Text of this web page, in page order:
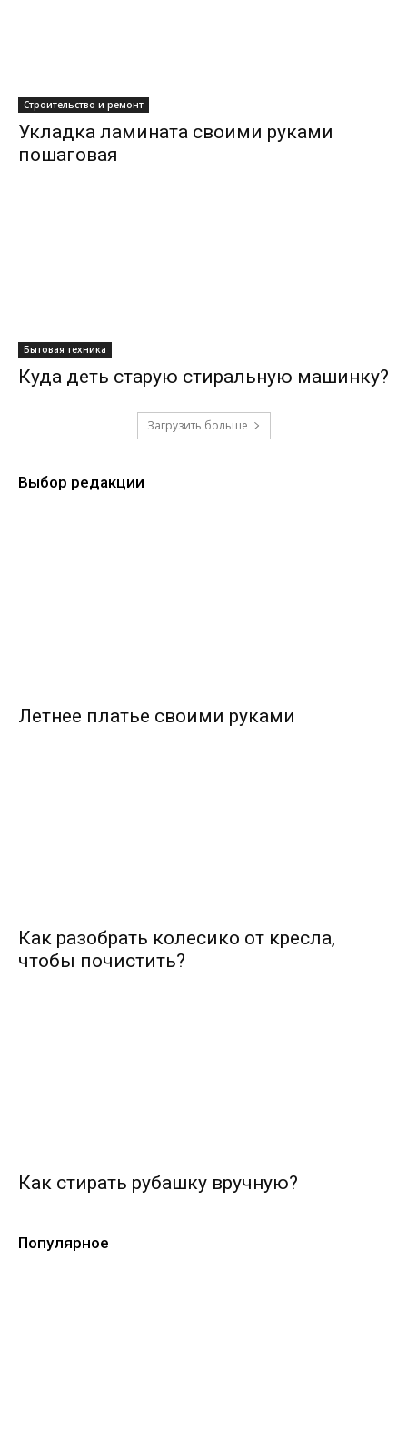
Строительство и ремонт
Укладка ламината своими руками
пошаговая
Бытовая техника
Куда деть старую стиральную машинку?
Загрузить больше
Выбор редакции
Летнее платье своими руками
Как разобрать колесико от кресла,
чтобы почистить?
Как стирать рубашку вручную?
Популярное